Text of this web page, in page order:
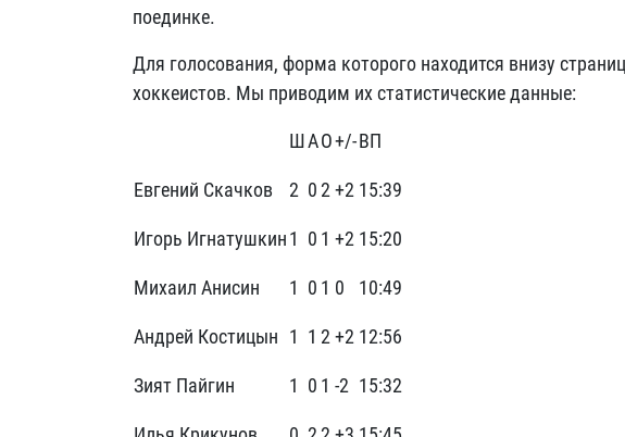
поединке.
Для голосования, форма которого находится внизу
хоккеистов. Мы приводим их статистические данные:
ШАО+/-ВП
Евгений Скачков 2 0 2 +2 15:39
Игорь Игнатушкин1 0 1 +2 15:20
Михаил Анисин 1 0 1 0 10:49
Андрей Костицын 1 1 2 +2 12:56
Зият Пайгин 1 0 1 -2 15:32